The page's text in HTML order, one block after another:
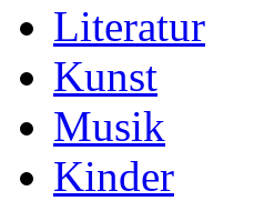
Literatur
Kunst
Musik
Kinder